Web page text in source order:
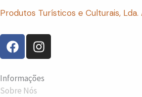
Produtos Turísticos e Culturais,
F
a
e
b
I
n
t
Informações
Sobre Nós